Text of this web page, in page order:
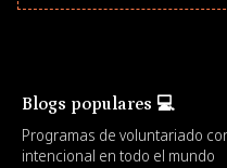
Blogs populares 💻
Programas de voluntariado
intencional en todo el mundo